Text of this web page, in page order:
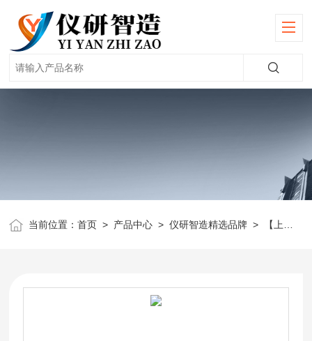
当前位置：首页 > 产品中心 >仪研智造精选品牌 > 【上海安亭】离心机